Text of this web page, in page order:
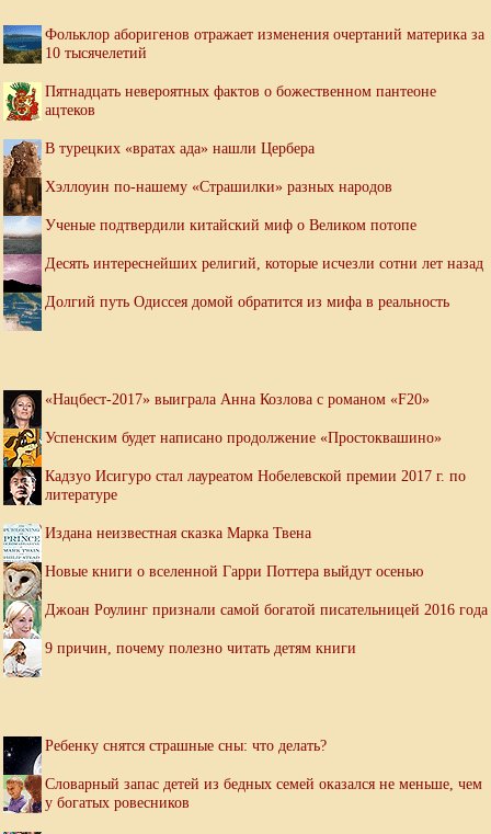
Фольклор аборигенов отражает изменения очертаний материка за
10 тысячелетий
Пятнадцать невероятных фактов о божественном пантеоне
ацтеков
В турецких «вратах ада» нашли Цербера
Хэллоуин по-нашему «Страшилки» разных народов
Ученые подтвердили китайский миф о Великом потопе
Десять интереснейших религий, которые исчезли сотни лет назад
Долгий путь Одиссея домой обратится из мифа в реальность
«Нацбест-2017» выиграла Анна Козлова с романом «F20»
Успенским будет написано продолжение «Простоквашино»
Кадзуо Исигуро стал лауреатом Нобелевской премии 2017 г. по
литературе
Издана неизвестная сказка Марка Твена
Новые книги о вселенной Гарри Поттера выйдут осенью
Джоан Роулинг признали самой богатой писательницей 2016 года
9 причин, почему полезно читать детям книги
Ребенку снятся страшные сны: что делать?
Словарный запас детей из бедных семей оказался не меньше, чем
у богатых ровесников